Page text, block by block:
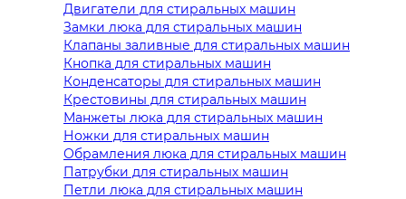
Двигатели для стиральных машин
Замки люка для стиральных машин
Клапаны заливные для стиральных машин
Кнопка для стиральных машин
Конденсаторы для стиральных машин
Крестовины для стиральных машин
Манжеты люка для стиральных машин
Ножки для стиральных машин
Обрамления люка для стиральных машин
Патрубки для стиральных машин
Петли люка для стиральных машин